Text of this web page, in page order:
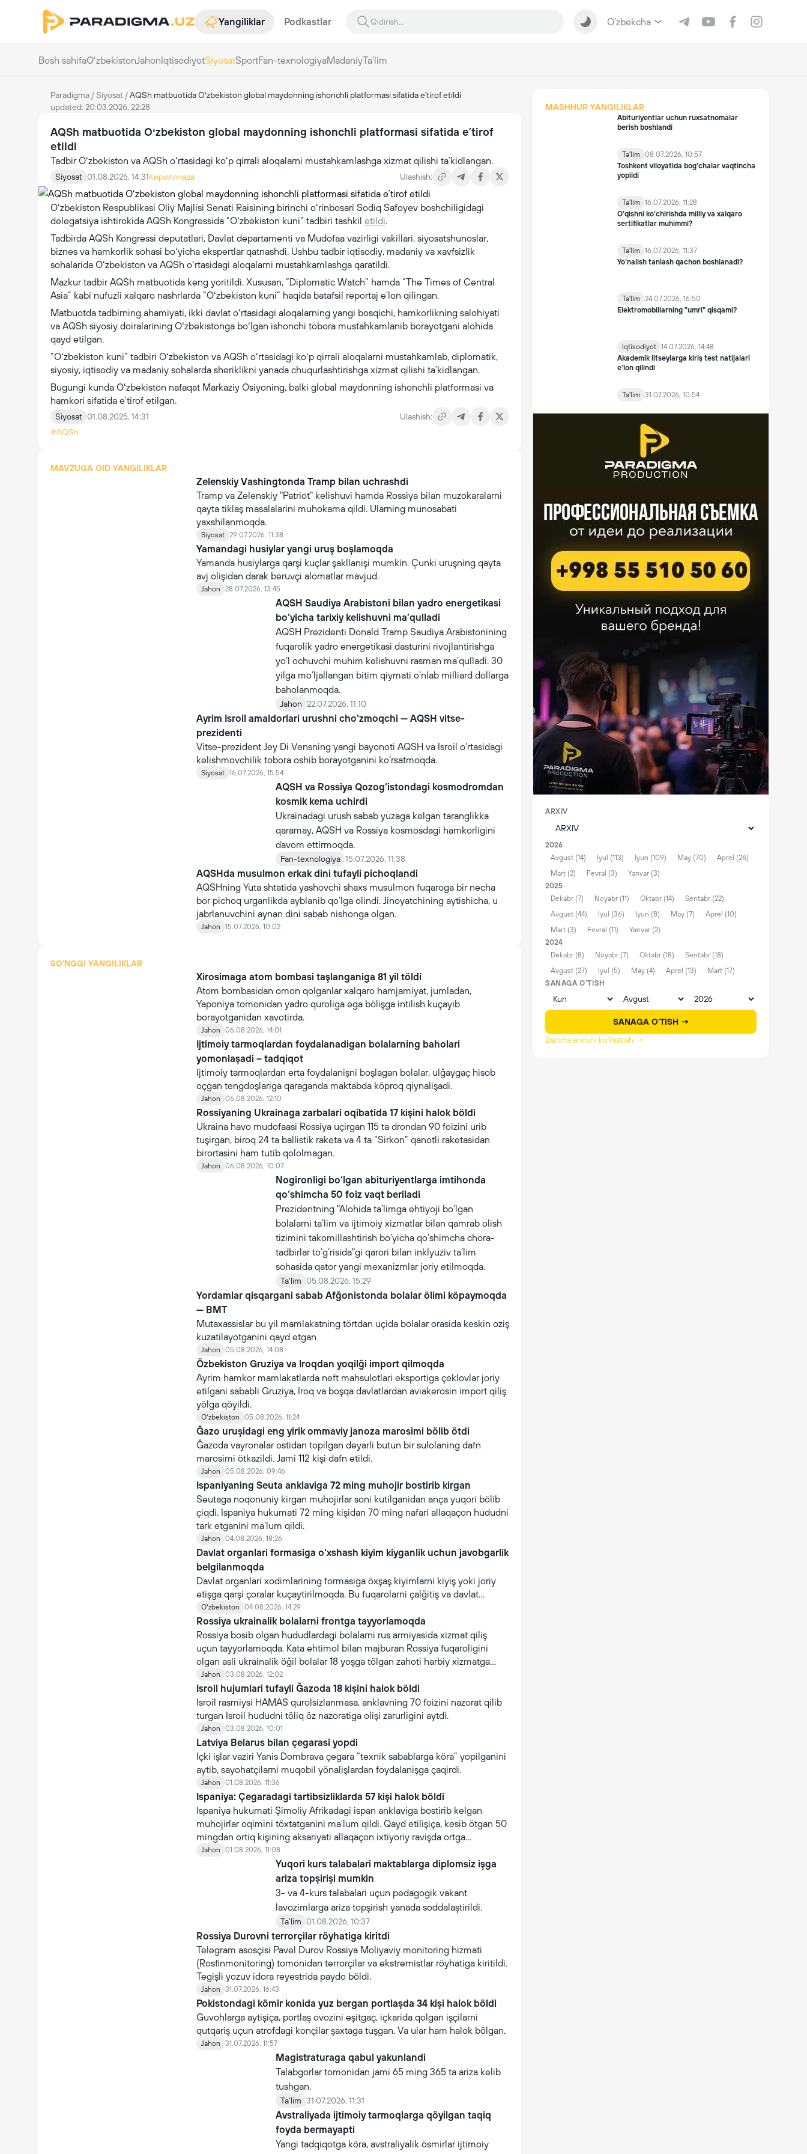
Yangiliklar Podkastlar O‘zbekcha
Bosh sahifaOʻzbekistonJahonIqtisodiyotSiyosatSportFan-texnologiyaMadaniyTa'lim
Paradigma /Siyosat /AQSh matbuotida Oʻzbekiston global maydonning ishonchli platformasi sifatida eʼtirof etildi
updated: 20.03.2026, 22:28
AQSh matbuotida Oʻzbekiston global maydonning ishonchli platformasi sifatida eʼtirof
etildi
Tadbir Oʻzbekiston va AQSh oʻrtasidagi koʻp qirrali aloqalarni mustahkamlashga xizmat qilishi taʼkidlangan.
Siyosat 01.08.2025, 14:31Кириллчада Ulashish:
Oʻzbekiston Respublikasi Oliy Majlisi Senati Raisining birinchi oʻrinbosari Sodiq Safoyev boshchiligidagi
delegatsiya ishtirokida AQSh Kongressida “Oʻzbekiston kuni” tadbiri tashkil etildi.
Tadbirda AQSh Kongressi deputatlari, Davlat departamenti va Mudofaa vazirligi vakillari, siyosatshunoslar,
biznes va hamkorlik sohasi boʻyicha ekspertlar qatnashdi. Ushbu tadbir iqtisodiy, madaniy va xavfsizlik
sohalarida Oʻzbekiston va AQSh oʻrtasidagi aloqalarni mustahkamlashga qaratildi.
Mazkur tadbir AQSh matbuotida keng yoritildi. Xususan, “Diplomatic Watch” hamda “The Times of Central
Asia” kabi nufuzli xalqaro nashrlarda “Oʻzbekiston kuni” haqida batafsil reportaj eʼlon qilingan.
Matbuotda tadbirning ahamiyati, ikki davlat oʻrtasidagi aloqalarning yangi bosqichi, hamkorlikning salohiyati
va AQSh siyosiy doiralarining Oʻzbekistonga boʻlgan ishonchi tobora mustahkamlanib borayotgani alohida
qayd etilgan.
“Oʻzbekiston kuni” tadbiri Oʻzbekiston va AQSh oʻrtasidagi koʻp qirrali aloqalarni mustahkamlab, diplomatik,
siyosiy, iqtisodiy va madaniy sohalarda sheriklikni yanada chuqurlashtirishga xizmat qilishi taʼkidlangan.
Bugungi kunda Oʻzbekiston nafaqat Markaziy Osiyoning, balki global maydonning ishonchli platformasi va
hamkori sifatida eʼtirof etilgan.
Siyosat 01.08.2025, 14:31
Ulashish:
#AQSh
MAVZUGA OID YANGILIKLAR
Zelenskiy Vashingtonda Tramp bilan uchrashdi
Tramp va Zelenskiy "Patriot" kelishuvi hamda Rossiya bilan muzokaralarni
qayta tiklaş masalalarini muhokama qildi. Ularning munosabati
yaxshilanmoqda.
Siyosat 29.07.2026, 11:38
Yamandagi husiylar yangi uruş boşlamoqda
Yamanda husiylarga qarşi kuçlar şakllanişi mumkin. Çunki uruşning qayta
avj olişidan darak beruvçi alomatlar mavjud.
Jahon 28.07.2026, 13:45
AQSH Saudiya Arabistoni bilan yadro energetikasi
bo‘yicha tarixiy kelishuvni ma’qulladi
AQSH Prezidenti Donald Tramp Saudiya Arabistonining
fuqarolik yadro energetikasi dasturini rivojlantirishga
yo‘l ochuvchi muhim kelishuvni rasman ma’qulladi. 30
yilga mo‘ljallangan bitim qiymati o‘nlab milliard dollarga
baholanmoqda.
Jahon 22.07.2026, 11:10
Ayrim Isroil amaldorlari urushni cho‘zmoqchi — AQSH vitse-
prezidenti
Vitse-prezident Jey Di Vensning yangi bayonoti AQSH va Isroil o‘rtasidagi
kelishmovchilik tobora oshib borayotganini ko‘rsatmoqda.
Siyosat 16.07.2026, 15:54
AQSH va Rossiya Qozog‘istondagi kosmodromdan
kosmik kema uchirdi
Ukrainadagi urush sabab yuzaga kelgan taranglikka
qaramay, AQSH va Rossiya kosmosdagi hamkorligini
davom ettirmoqda.
Fan-texnologiya 15.07.2026, 11:38
AQSHda musulmon erkak dini tufayli pichoqlandi
AQSHning Yuta shtatida yashovchi shaxs musulmon fuqaroga bir necha
bor pichoq urganlikda ayblanib qo‘lga olindi. Jinoyatchining aytishicha, u
jabrlanuvchini aynan dini sabab nishonga olgan.
Jahon 15.07.2026, 10:02
SO'NGGI YANGILIKLAR
Xirosimaga atom bombasi taşlanganiga 81 yil töldi
Atom bombasidan omon qolganlar xalqaro hamjamiyat, jumladan,
Yaponiya tomonidan yadro quroliga ega bölişga intilish kuçayib
borayotganidan xavotirda.
Jahon 06.08.2026, 14:01
Ijtimoiy tarmoqlardan foydalanadigan bolalarning baholari
yomonlaşadi – tadqiqot
Ijtimoiy tarmoqlardan erta foydalanişni boşlagan bolalar, ulğaygaç hisob
oçgan tengdoşlariga qaraganda maktabda köproq qiynalişadi.
Jahon 06.08.2026, 12:10
Rossiyaning Ukrainaga zarbalari oqibatida 17 kişini halok böldi
Ukraina havo mudofaasi Rossiya uçirgan 115 ta drondan 90 foizini urib
tuşirgan, biroq 24 ta ballistik raketa va 4 ta “Sirkon” qanotli raketasidan
birortasini ham tutib qololmagan.
Jahon 06.08.2026, 10:07
Nogironligi bo‘lgan abituriyentlarga imtihonda
qo‘shimcha 50 foiz vaqt beriladi
Prezidentning "Alohida ta’limga ehtiyoji bo‘lgan
bolalarni ta’lim va ijtimoiy xizmatlar bilan qamrab olish
tizimini takomillashtirish bo‘yicha qo‘shimcha chora-
tadbirlar to‘g‘risida"gi qarori bilan inklyuziv ta’lim
sohasida qator yangi mexanizmlar joriy etilmoqda.
Ta'lim 05.08.2026, 15:29
Yordamlar qisqargani sabab Afğonistonda bolalar ölimi köpaymoqda
— BMT
Mutaxassislar bu yil mamlakatning törtdan uçida bolalar orasida keskin oziş
kuzatilayotganini qayd etgan
Jahon 05.08.2026, 14:08
Özbekiston Gruziya va Iroqdan yoqilği import qilmoqda
Ayrim hamkor mamlakatlarda neft mahsulotlari eksportiga çeklovlar joriy
etilgani sababli Gruziya, Iroq va boşqa davlatlardan aviakerosin import qiliş
yölga qöyildi.
Oʻzbekiston 05.08.2026, 11:24
Ğazo uruşidagi eng yirik ommaviy janoza marosimi bölib ötdi
Ğazoda vayronalar ostidan topilgan deyarli butun bir sulolaning dafn
marosimi ötkazildi. Jami 112 kişi dafn etildi.
Jahon 05.08.2026, 09:46
Ispaniyaning Seuta anklaviga 72 ming muhojir bostirib kirgan
Seutaga noqonuniy kirgan muhojirlar soni kutilganidan ança yuqori bölib
çiqdi. Ispaniya hukumati 72 ming kişidan 70 ming nafari allaqaçon hududni
tark etganini ma’lum qildi.
Jahon 04.08.2026, 18:26
Davlat organlari formasiga o‘xshash kiyim kiyganlik uchun javobgarlik
belgilanmoqda
Davlat organlari xodimlarining formasiga öxşaş kiyimlarni kiyiş yoki joriy
etişga qarşi çoralar kuçaytirilmoqda. Bu fuqarolarni çalğitiş va davlat
organlari nomidan işonçning suiiste’mol qilinişini oldini olişga qaratilgan.
Oʻzbekiston 04.08.2026, 14:29
Rossiya ukrainalik bolalarni frontga tayyorlamoqda
Rossiya bosib olgan hududlardagi bolalarni rus armiyasida xizmat qiliş
uçun tayyorlamoqda. Kata ehtimol bilan majburan Rossiya fuqaroligini
olgan asli ukrainalik öğil bolalar 18 yoşga tölgan zahoti harbiy xizmatga
çaqiriladi.
Jahon 03.08.2026, 12:02
Isroil hujumlari tufayli Ğazoda 18 kişini halok böldi
Isroil rasmiysi HAMAS qurolsizlanmasa, anklavning 70 foizini nazorat qilib
turgan Isroil hududni töliq öz nazoratiga olişi zarurligini aytdi.
Jahon 03.08.2026, 10:01
Latviya Belarus bilan çegarasi yopdi
Içki işlar vaziri Yanis Dombrava çegara “texnik sabablarga köra” yopilganini
aytib, sayohatçilarni muqobil yönalişlardan foydalanişga çaqirdi.
Jahon 01.08.2026, 11:36
Ispaniya: Çegaradagi tartibsizliklarda 57 kişi halok böldi
Ispaniya hukumati Şimoliy Afrikadagi ispan anklaviga bostirib kelgan
muhojirlar oqimini töxtatganini ma’lum qildi. Qayd etilişiça, kesib ötgan 50
mingdan ortiq kişining aksariyati allaqaçon ixtiyoriy ravişda ortga
qaytmoqda.
Jahon 01.08.2026, 11:08
Yuqori kurs talabalari maktablarga diplomsiz işga
ariza topşirişi mumkin
3- va 4-kurs talabalari uçun pedagogik vakant
lavozimlarga ariza topşirish yanada soddalaştirildi.
Ta'lim 01.08.2026, 10:37
Rossiya Durovni terrorçilar röyhatiga kiritdi
Telegram asosçisi Pavel Durov Rossiya Moliyaviy monitoring hizmati
(Rosfinmonitoring) tomonidan terrorçilar va ekstremistlar röyhatiga kiritildi.
Tegişli yozuv idora reyestrida paydo böldi.
Jahon 31.07.2026, 16:43
Pokistondagi kömir konida yuz bergan portlaşda 34 kişi halok böldi
Guvohlarga aytişiça, portlaş ovozini eşitgaç, içkarida qolgan işçilarni
qutqariş uçun atrofdagi konçilar şaxtaga tuşgan. Va ular ham halok bölgan.
Jahon 31.07.2026, 11:57
Magistraturaga qabul yakunlandi
Talabgorlar tomonidan jami 65 ming 365 ta ariza kelib
tushgan.
Ta'lim 31.07.2026, 11:31
Avstraliyada ijtimoiy tarmoqlarga qöyilgan taqiq
foyda bermayapti
Yangi tadqiqotga köra, avstraliyalik ösmirlar ijtimoiy
MASHHUR YANGILIKLAR
Abituriyentlar uchun ruxsatnomalar
berish boshlandi
Ta'lim 08.07.2026, 10:57
Toshkent viloyatida bog‘chalar vaqtincha
yopildi
Ta'lim 16.07.2026, 11:28
O‘qishni ko‘chirishda milliy va xalqaro
sertifikatlar muhimmi?
Ta'lim 16.07.2026, 11:37
Yo’nalish tanlash qachon boshlanadi?
Ta'lim 24.07.2026, 16:50
Elektromobillarning "umri" qisqami?
Iqtisodiyot 14.07.2026, 14:48
Akademik litseylarga kiriş test natijalari
e'lon qilindi
Ta'lim 31.07.2026, 10:54
ARXIV
2026
Avgust (14)
Iyul (113) Iyun (109) May (70)
Aprel (26)
Mart (2)
Fevral (3)
Yanvar (3)
2025
Dekabr (7)
Noyabr (11) Oktabr (14)
Sentabr (22)
Avgust (44)
Iyul (36) Iyun (8) May (7)
Aprel (10)
Mart (3)
Fevral (11)
Yanvar (2)
2024
Dekabr (8)
Noyabr (7) Oktabr (18)
Sentabr (18)
Avgust (27)
Iyul (5) May (4) Aprel (13)
Mart (17)
SANAGA O'TISH
SANAGA O'TISH →
Barcha arxivni ko'rsatish →